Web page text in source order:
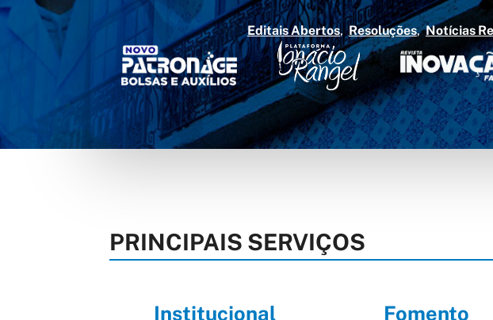
Editais Abertos Resoluções Notícias
PRINCIPAIS SERVIÇOS
Institucional Fomento